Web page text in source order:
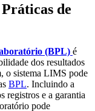
de
(BPL) é
dos resultados
o sistema LIMS pode
BPL. Incluindo a
registros e a garantia
pode